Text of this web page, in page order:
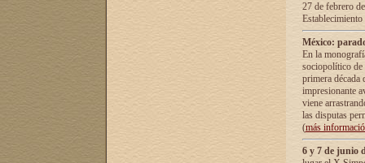
27 de febrero
México:
En la
sociopolítico de
primera década
impresionante
viene
las disputas
(más
6 y 7 de junio